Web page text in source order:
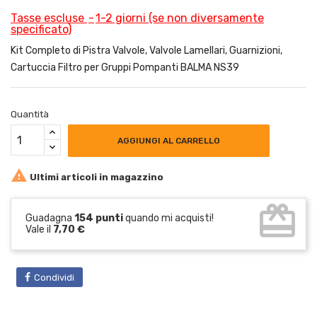
Tasse escluse
1-2 giorni (se non diversamente
specificato)
Kit Completo di Pistra Valvole, Valvole Lamellari, Guarnizioni,
Cartuccia Filtro per Gruppi Pompanti BALMA NS39
Quantità
AGGIUNGI AL CARRELLO
 Ultimi articoli in magazzino
Guadagna 154 puntiquando mi acquisti!
Vale il 7,70 € card_giftcard
Condividi